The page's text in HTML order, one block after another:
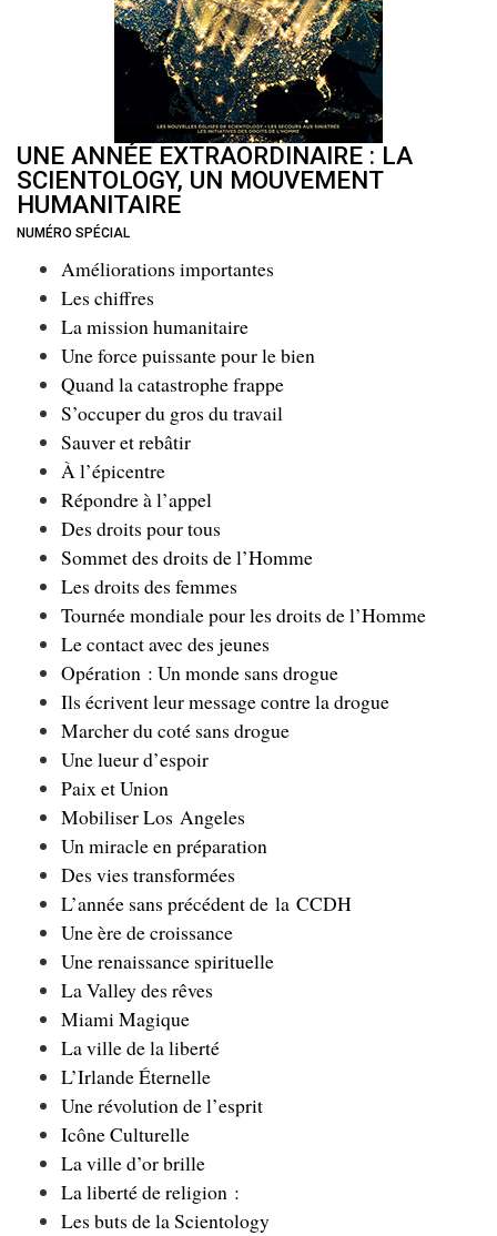
UNE ANNÉE EXTRAORDINAIRE : LA
SCIENTOLOGY, UN MOUVEMENT
HUMANITAIRE
NUMÉRO SPÉCIAL
Améliorations importantes
Les chiffres
La mission humanitaire
Une force puissante pour le bien
Quand la catastrophe frappe
S’occuper du gros du travail
Sauver et rebâtir
À l’épicentre
Répondre à l’appel
Des droits pour tous
Sommet des droits de l’Homme
Les droits des femmes
Tournée mondiale pour les droits de l’Homme
Le contact avec des jeunes
Opération : Un monde sans drogue
Ils écrivent leur message contre la drogue
Marcher du coté sans drogue
Une lueur d’espoir
Paix et Union
Mobiliser Los Angeles
Un miracle en préparation
Des vies transformées
L’année sans précédent de la CCDH
Une ère de croissance
Une renaissance spirituelle
La Valley des rêves
Miami Magique
La ville de la liberté
L’Irlande Éternelle
Une révolution de l’esprit
Icône Culturelle
La ville d’or brille
La liberté de religion :
Les buts de la Scientology